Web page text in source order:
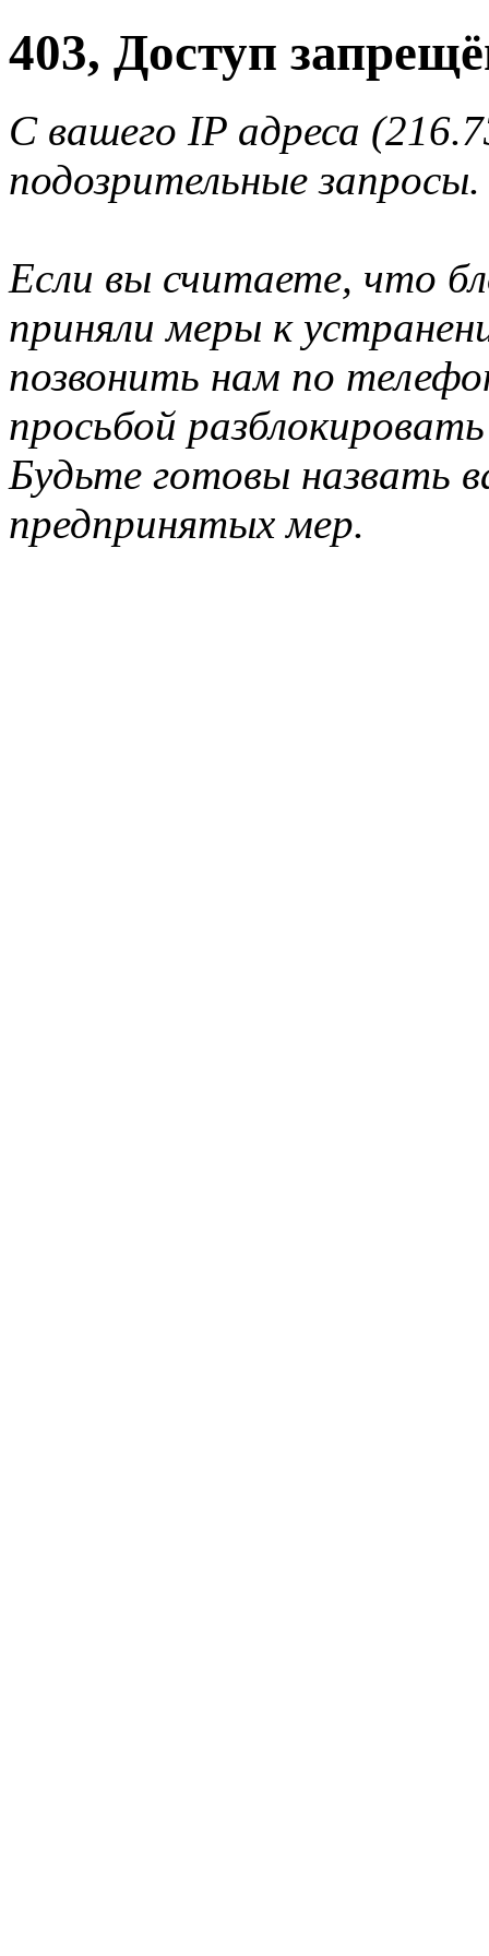
403, Доступ
С вашего IP адреса
подозрительные запросы.
Если вы считаете, что
приняли меры к
позвонить нам по
просьбой
Будьте готовы назвать
предпринятых мер.